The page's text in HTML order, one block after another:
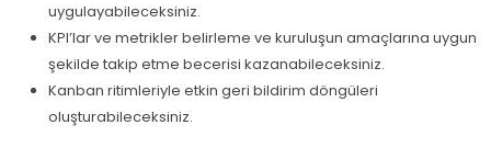
uygulayabileceksiniz.
KPI’lar ve metrikler belirleme ve kuruluşun amaçlarına uygun
şekilde takip etme becerisi kazanabileceksiniz.
Kanban ritimleriyle etkin geri bildirim döngüleri
oluşturabileceksiniz.